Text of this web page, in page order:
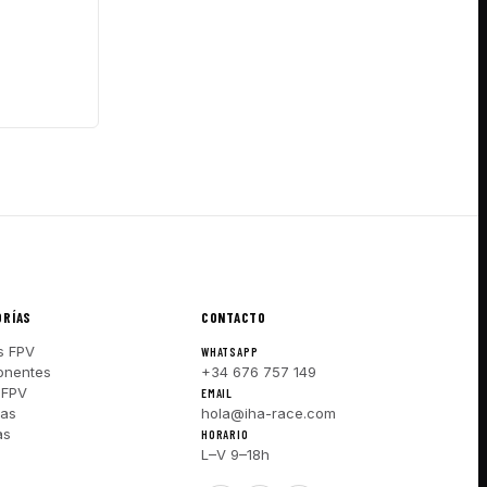
FPV
CONTACTO
WHATSAPP
+34 676 757 149
EMAIL
hola@iha-race.com
HORARIO
L–V 9–18h